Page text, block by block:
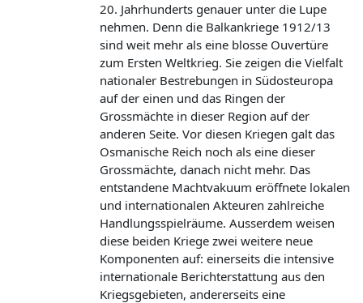
20. Jahrhunderts genauer unter die Lupe
nehmen. Denn die Balkankriege 1912/13
sind weit mehr als eine blosse Ouvertüre
zum Ersten Weltkrieg. Sie zeigen die Vielfalt
nationaler Bestrebungen in Südosteuropa
auf der einen und das Ringen der
Grossmächte in dieser Region auf der
anderen Seite. Vor diesen Kriegen galt das
Osmanische Reich noch als eine dieser
Grossmächte, danach nicht mehr. Das
entstandene Machtvakuum eröffnete lokalen
und internationalen Akteuren zahlreiche
Handlungsspielräume. Ausserdem weisen
diese beiden Kriege zwei weitere neue
Komponenten auf: einerseits die intensive
internationale Berichterstattung aus den
Kriegsgebieten, andererseits eine